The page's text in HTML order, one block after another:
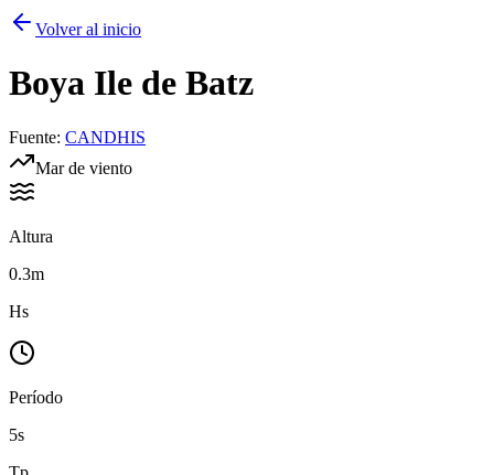
Volver al inicio
Boya Ile de Batz
Fuente: CANDHIS
Mar de viento
Altura
0.3m
Hs
Período
5s